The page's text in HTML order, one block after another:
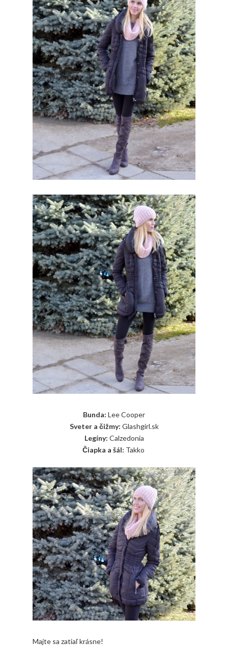
Bunda: Lee Cooper
Sveter a čižmy: Glashgirl.sk
Legíny: Calzedonia
Čiapka a šál: Takko
Majte sa zatiaľ krásne!